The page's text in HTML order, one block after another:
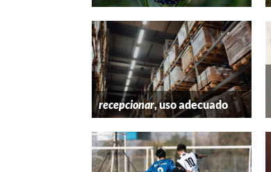
recepcionar, uso adecuado